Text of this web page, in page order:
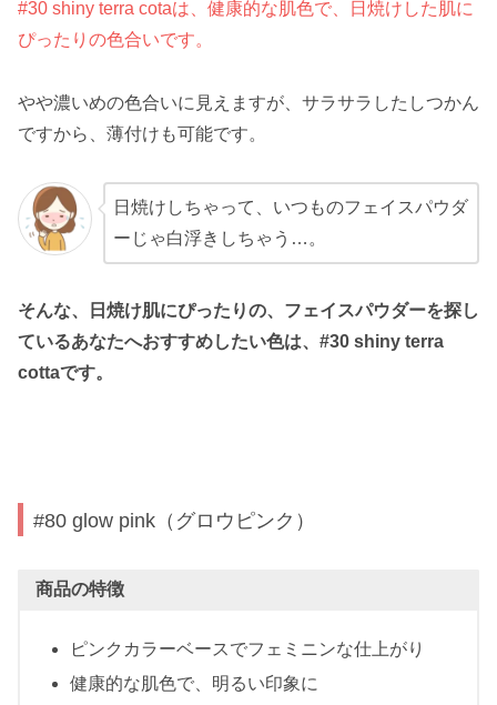
#30 shiny terra cotaは、健康的な肌色で、日焼けした肌に
ぴったりの色合いです。
やや濃いめの色合いに見えますが、サラサラしたしつかん
ですから、薄付けも可能です。
日焼けしちゃって、いつものフェイスパウダ
ーじゃ白浮きしちゃう…。
そんな、日焼け肌にぴったりの、フェイスパウダーを探し
ているあなたへおすすめしたい色は、#30 shiny terra
cottaです。
#80 glow pink（グロウピンク）
商品の特徴
ピンクカラーベースでフェミニンな仕上がり
健康的な肌色で、明るい印象に